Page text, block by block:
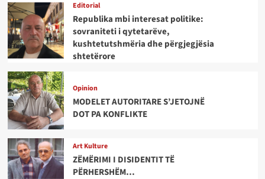
Editorial
Republika mbi interesat politike:
sovraniteti i qytetarëve,
kushtetutshmëria dhe përgjegjësia
shtetërore
Opinion
MODELET AUTORITARE S’JETOJNË
DOT PA KONFLIKTE
Art Kulture
ZËMËRIMI I DISIDENTIT TË
PËRHERSHËM…